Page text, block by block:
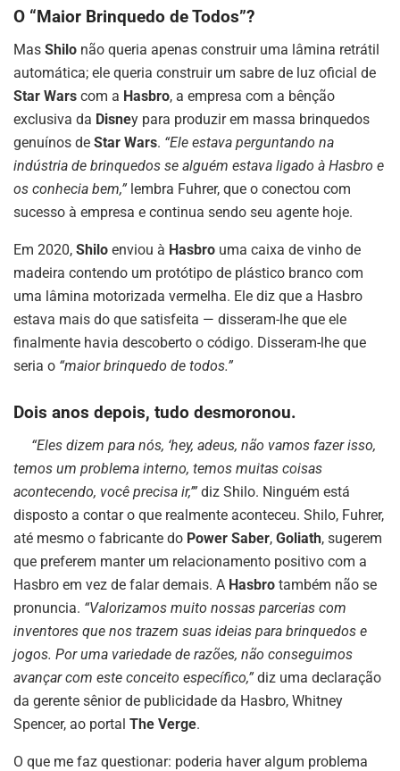
O “Maior Brinquedo de Todos”?
Mas Shilo não queria apenas construir uma lâmina retrátil
automática; ele queria construir um sabre de luz oficial de
Star Wars com a Hasbro, a empresa com a bênção
exclusiva da Disney para produzir em massa brinquedos
genuínos de Star Wars. “Ele estava perguntando na
indústria de brinquedos se alguém estava ligado à Hasbro e
os conhecia bem,” lembra Fuhrer, que o conectou com
sucesso à empresa e continua sendo seu agente hoje.
Em 2020, Shilo enviou à Hasbro uma caixa de vinho de
madeira contendo um protótipo de plástico branco com
uma lâmina motorizada vermelha. Ele diz que a Hasbro
estava mais do que satisfeita — disseram-lhe que ele
finalmente havia descoberto o código. Disseram-lhe que
seria o “maior brinquedo de todos.”
Dois anos depois, tudo desmoronou.
“Eles dizem para nós, ‘hey, adeus, não vamos fazer isso,
temos um problema interno, temos muitas coisas
acontecendo, você precisa ir,’” diz Shilo. Ninguém está
disposto a contar o que realmente aconteceu. Shilo, Fuhrer,
até mesmo o fabricante do Power Saber, Goliath, sugerem
que preferem manter um relacionamento positivo com a
Hasbro em vez de falar demais. A Hasbro também não se
pronuncia. “Valorizamos muito nossas parcerias com
inventores que nos trazem suas ideias para brinquedos e
jogos. Por uma variedade de razões, não conseguimos
avançar com este conceito específico,” diz uma declaração
da gerente sênior de publicidade da Hasbro, Whitney
Spencer, ao portal The Verge.
O que me faz questionar: poderia haver algum problema